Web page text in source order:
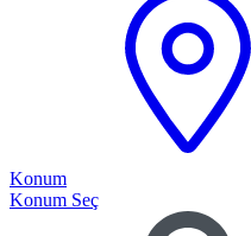
Konum
Konum Seç